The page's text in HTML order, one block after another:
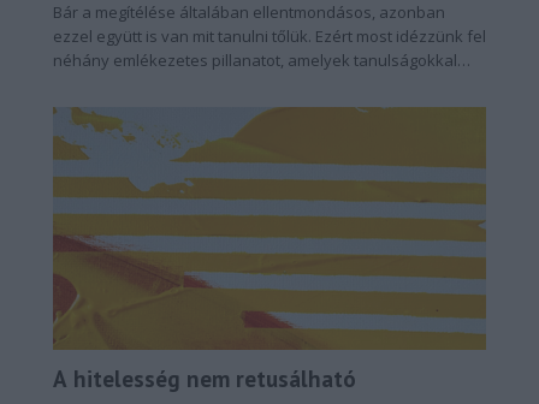
Bár a megítélése általában ellentmondásos, azonban
ezzel együtt is van mit tanulni tőlük. Ezért most idézzünk fel
néhány emlékezetes pillanatot, amelyek tanulságokkal
A hitelesség nem retusálható